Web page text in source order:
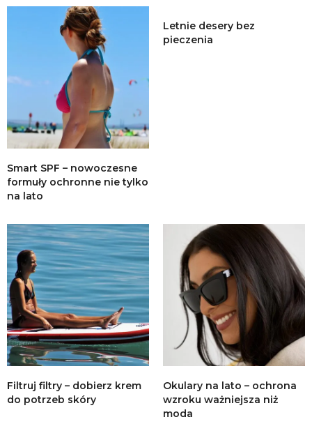
Smart SPF – nowoczesne
formuły ochronne nie tylko
na lato
Letnie desery bez
pieczenia
Filtruj filtry – dobierz krem
do potrzeb skóry
Okulary na lato – ochrona
wzroku ważniejsza niż
moda